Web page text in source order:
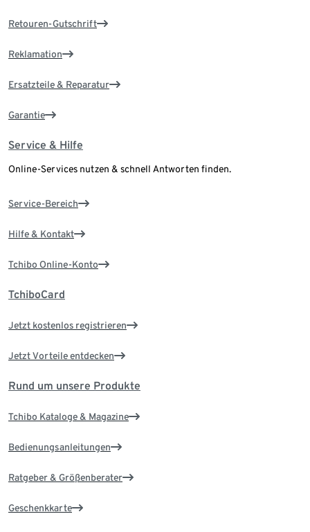
Retouren-Gutschrift
Reklamation
Ersatzteile & Reparatur
Garantie
Service & Hilfe
Online-Services nutzen & schnell Antworten finden.
Service-Bereich
Hilfe & Kontakt
Tchibo Online-Konto
TchiboCard
Jetzt kostenlos registrieren
Jetzt Vorteile entdecken
Rund um unsere Produkte
Tchibo Kataloge & Magazine
Bedienungsanleitungen
Ratgeber & Größenberater
Geschenkkarte